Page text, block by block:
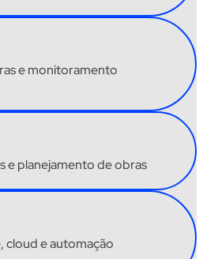
e monitoramento
e planejamento de obras
, cloud e automação